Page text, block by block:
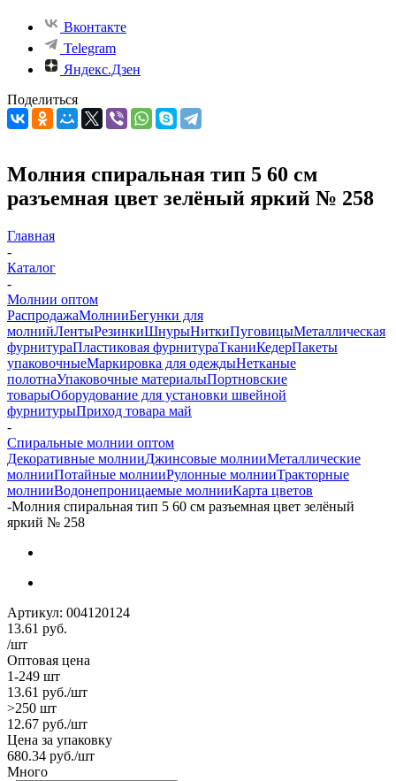
Вконтакте
Telegram
Яндекс.Дзен
Поделиться
Молния спиральная тип 5 60 см
разъемная цвет зелёный яркий № 258
Главная
-
Каталог
-
Молнии оптом
РаспродажаМолнииБегунки для
молнийЛентыРезинкиШнурыНиткиПуговицыМеталлическая
фурнитураПластиковая фурнитураТканиКедерПакеты
упаковочныеМаркировка для одеждыНетканые
полотнаУпаковочные материалыПортновские
товарыОборудование для установки швейной
фурнитурыПриход товара май
-
Спиральные молнии оптом
Декоративные молнииДжинсовые молнииМеталлические
молнииПотайные молнииРулонные молнииТракторные
молнииВодонепроницаемые молнииКарта цветов
-Молния спиральная тип 5 60 см разъемная цвет зелёный
яркий № 258
Артикул: 004120124
13.61 руб.
/шт
Оптовая цена
1-249 шт
13.61 руб./шт
>250 шт
12.67 руб./шт
Цена за упаковку
680.34 руб./шт
Много